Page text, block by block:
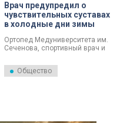
Врач предупредил о
чувствительных суставах
в холодные дни зимы
Ортопед Медуниверситета им.
Сеченова, спортивный врач и
предупредил о негативном
влиянии холодной погоды и
Общество